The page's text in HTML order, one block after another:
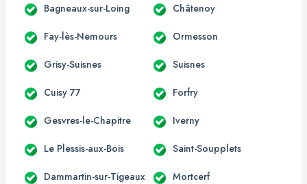
Bagneaux-sur-Loing Châtenoy
Fay-lès-Nemours Ormesson
Grisy-Suisnes Suisnes
Cuisy 77 Forfry
Gesvres-le-Chapitre Iverny
Le Plessis-aux-Bois Saint-Soupplets
Dammartin-sur-Tigeaux Mortcerf